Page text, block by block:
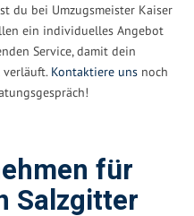
du bei Umzugsmeister Kaiser
ein individuelles Angebot
Service, damit dein
verläuft. Kontaktiere uns noch
für
Salzgitter